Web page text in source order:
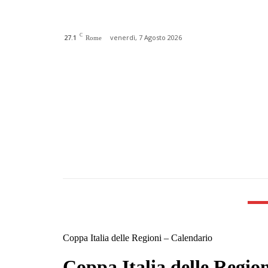
27.1 C Rome venerdì, 7 Agosto 2026
Coppa Italia delle Regioni – Calendario